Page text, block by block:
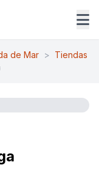
de Mar > Tiendas